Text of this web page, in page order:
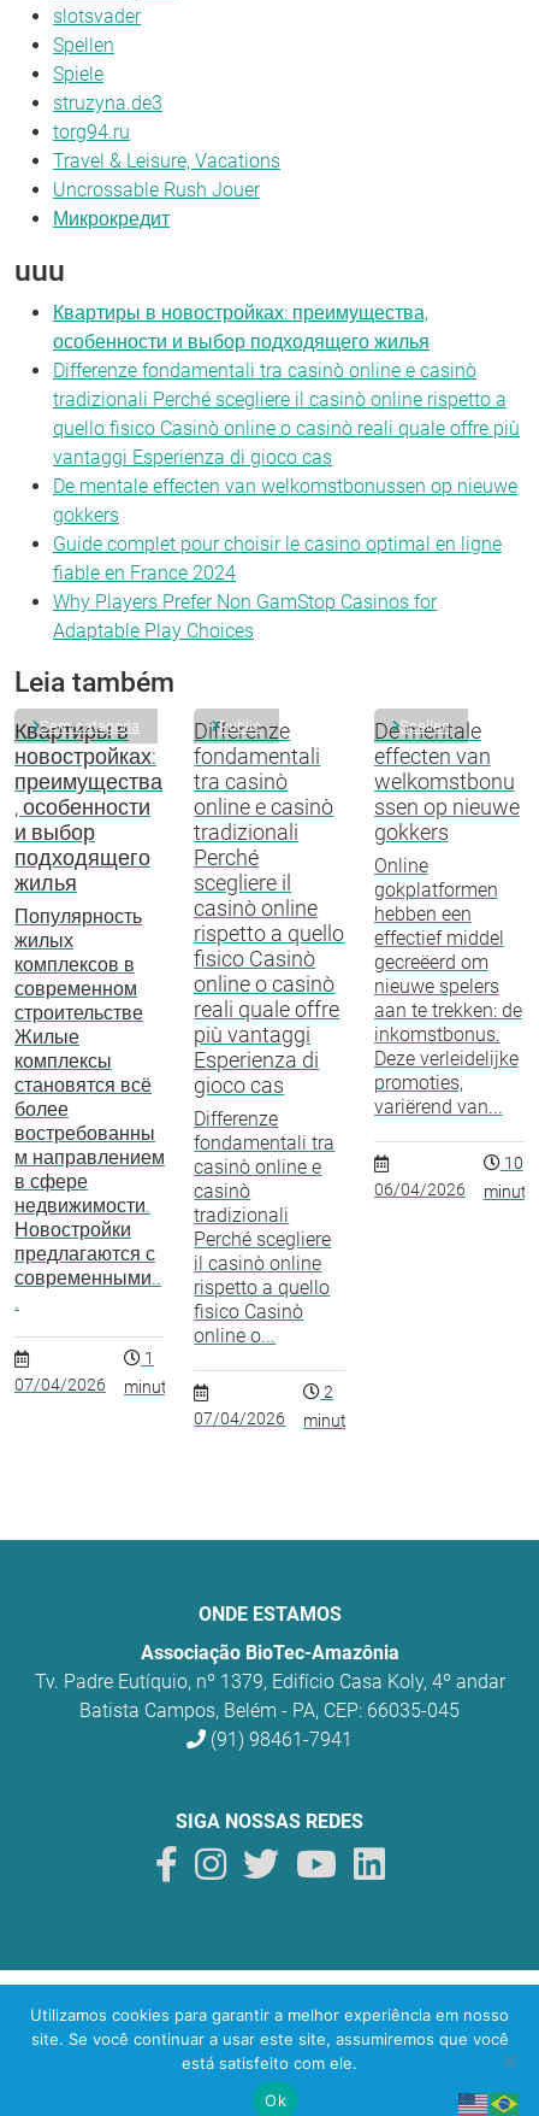
slotsvader
Spellen
Spiele
struzyna.de3
torg94.ru
Travel & Leisure, Vacations
Uncrossable Rush Jouer
Микрокредит
uuu
Квартиры в новостройках: преимущества,
особенности и выбор подходящего жилья
Differenze fondamentali tra casinò online e casinò
tradizionali Perché scegliere il casinò online rispetto a
quello fisico Casinò online o casinò reali quale offre più
vantaggi Esperienza di gioco cas
De mentale effecten van welkomstbonussen op nieuwe
gokkers
Guide complet pour choisir le casino optimal en ligne
fiable en France 2024
Why Players Prefer Non GamStop Casinos for
Adaptable Play Choices
Leia também
Sem categoria
Квартиры в
новостройках:
преимущества
, особенности
и выбор
подходящего
жилья
Популярность
жилых
комплексов в
современном
строительстве
Жилые
комплексы
становятся всё
более
востребованны
м направлением
в сфере
недвижимости.
Новостройки
предлагаются с
современными..
.
07/04/2026
1
minuto
Public
Differenze
fondamentali
tra casinò
online e casinò
tradizionali
Perché
scegliere il
casinò online
rispetto a quello
fisico Casinò
online o casinò
reali quale offre
più vantaggi
Esperienza di
gioco cas
Differenze
fondamentali tra
casinò online e
casinò
tradizionali
Perché scegliere
il casinò online
rispetto a quello
fisico Casinò
online o...
07/04/2026
2
minutos
Spellen
De mentale
effecten van
welkomstbonu
ssen op nieuwe
gokkers
Online
gokplatformen
hebben een
effectief middel
gecreëerd om
nieuwe spelers
aan te trekken: de
inkomstbonus.
Deze verleidelijke
promoties,
variërend van...
06/04/2026
10
ONDE ESTAMOS
Associação BioTec-Amazônia
Tv. Padre Eutíquio, nº 1379, Edifício Casa Koly, 4º andar
Batista Campos, Belém - PA, CEP: 66035-045
(91) 98461-7941
SIGA NOSSAS REDES
BioTec Amazônia
© 2026 Todos os direitos reservados.
O uso sustentável da biodiversidade na Amazônia
Desenvolvido poryeti
Utilizamos cookies para garantir a melhor experiência em nosso
site. Se você continuar a usar este site, assumiremos que você
está satisfeito com ele.
Ok